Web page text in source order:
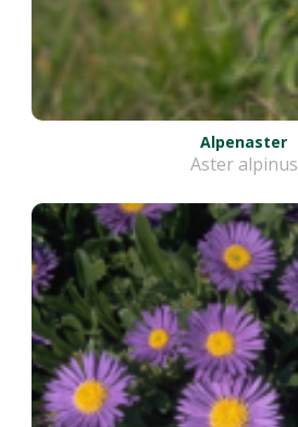
Alpenaster
Aster alpinus